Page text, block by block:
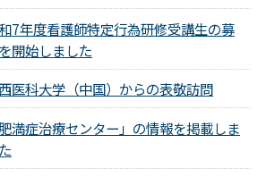
7年度看護師特定行為研修受講生の募
開始しました
医科大学（中国）からの表敬訪問
肥満症治療センター」の情報を掲載しま